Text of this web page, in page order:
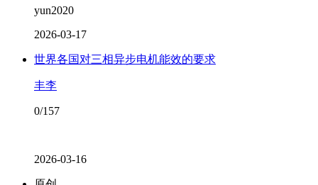
yun2020
2026-03-17
世界各国对三相异步电机能效的要求
丰李
0/157
2026-03-16